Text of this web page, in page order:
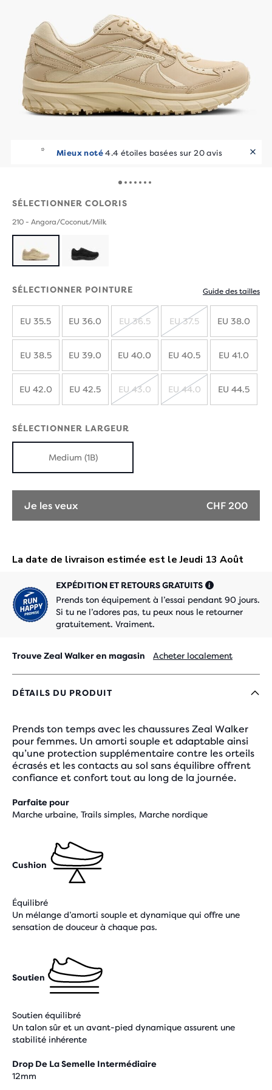
Mieux noté4.4 étoiles basées sur 20 avis
SÉLECTIONNER COLORIS
210 - Angora/Coconut/Milk
SÉLECTIONNER POINTURE Guide des tailles
EU 35.5 EU 36.0
ÉPUISÉ
EU 36.5 EU 37.5 EU 38.0
EU 38.5 EU 39.0 EU 40.0 EU 40.5 EU 41.0
EU 42.0 EU 42.5
ÉPUISÉ
EU 43.0 EU 44.0 EU 44.5
SÉLECTIONNER LARGEUR
Medium (1B)
Je les veux CHF 200
EXPÉDITION ET RETOURS GRATUITS
Prends ton équipement à l’essai pendant 90 jours.
Si tu ne l’adores pas, tu peux nous le retourner
gratuitement. Vraiment.
Trouve Zeal Walker en magasin Acheter localement
DÉTAILS DU PRODUIT
Prends ton temps avec les chaussures Zeal Walker
pour femmes. Un amorti souple et adaptable ainsi
qu’une protection supplémentaire contre les orteils
écrasés et les contacts au sol sans équilibre offrent
confiance et confort tout au long de la journée.
Parfaite pour
Marche urbaine, Trails simples, Marche nordique
Cushion
Équilibré
Un mélange d’amorti souple et dynamique qui offre une
sensation de douceur à chaque pas.
Soutien
Soutien équilibré
Un talon sûr et un avant-pied dynamique assurent une
stabilité inhérente
Drop De La Semelle Intermédiaire
12mm